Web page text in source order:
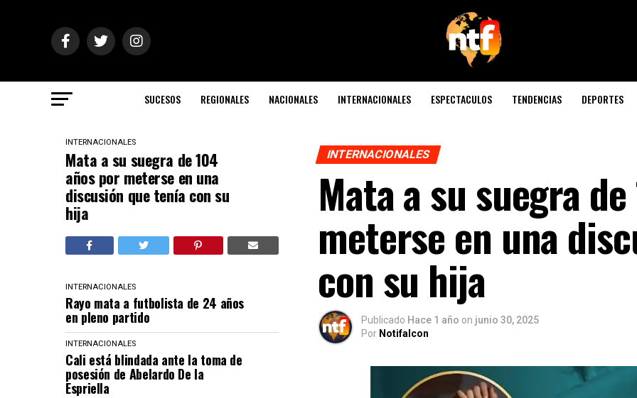
SUCESOS REGIONALES NACIONALES INTERNACIONALES ESPECTACULOS TENDENCIAS DEPORTES
INTERNACIONALES
Mata a su suegra de 104
años por meterse en una
discusión que tenía con su
hija
INTERNACIONALES
Rayo mata a futbolista de 24 años
en pleno partido
INTERNACIONALES
Cali está blindada ante la toma de
posesión de Abelardo De la
Espriella
INTERNACIONALES
Mata a su suegra
meterse en una
con su hija
Publicado Hace 1 año on junio 30, 2025
Por Notifalcon